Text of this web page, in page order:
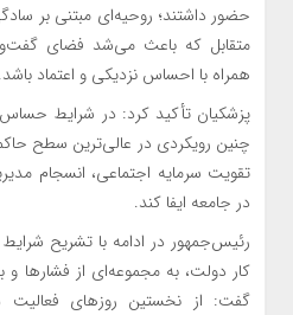
حضور داشتند؛ روحیه‌ای مبتنی بر
متقابل که باعث می‌شد فضای
همراه با احساس نزدیکی و اعتماد باشد.
پزشکیان تأکید کرد: در شرایط
چنین رویکردی در عالی‌ترین سطح
تقویت سرمایه اجتماعی، انسجام
در جامعه ایفا کند.
رئیس‌جمهور در ادامه با تشریح شرایط
کار دولت، به مجموعه‌ای از فشارها و
گفت: از نخستین روزهای